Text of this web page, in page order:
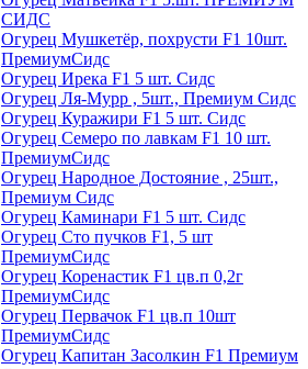
СИДС
Огурец Мушкетёр, похрусти F1 10шт.
ПремиумСидс
Огурец Ирека F1 5 шт. Сидс
Огурец Ля-Мурр , 5шт., Премиум Сидс
Огурец Куражири F1 5 шт. Сидс
Огурец Семеро по лавкам F1 10 шт.
ПремиумСидс
Огурец Народное Достояние , 25шт.,
Премиум Сидс
Огурец Каминари F1 5 шт. Сидс
Огурец Сто пучков F1, 5 шт
ПремиумСидс
Огурец Коренастик F1 цв.п 0,2г
ПремиумСидс
Огурец Первачок F1 цв.п 10шт
ПремиумСидс
Огурец Капитан Засолкин F1 Премиум